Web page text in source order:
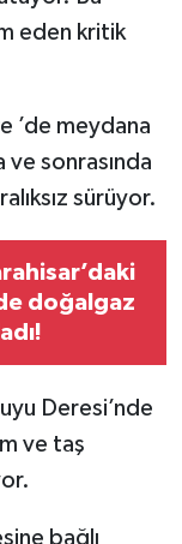
eden kritik
’de meydana
ve sonrasında
sürüyor.
doğalgaz
Deresi’nde
ve taş
bağlı